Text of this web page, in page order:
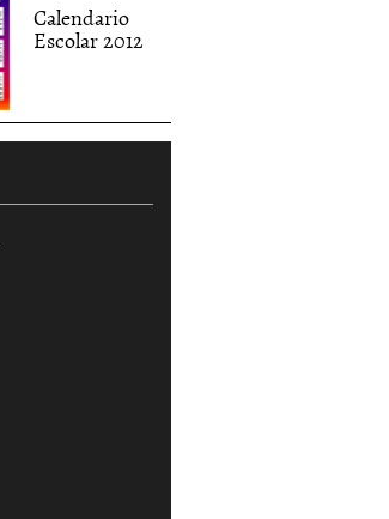
Calendario
Escolar 2012